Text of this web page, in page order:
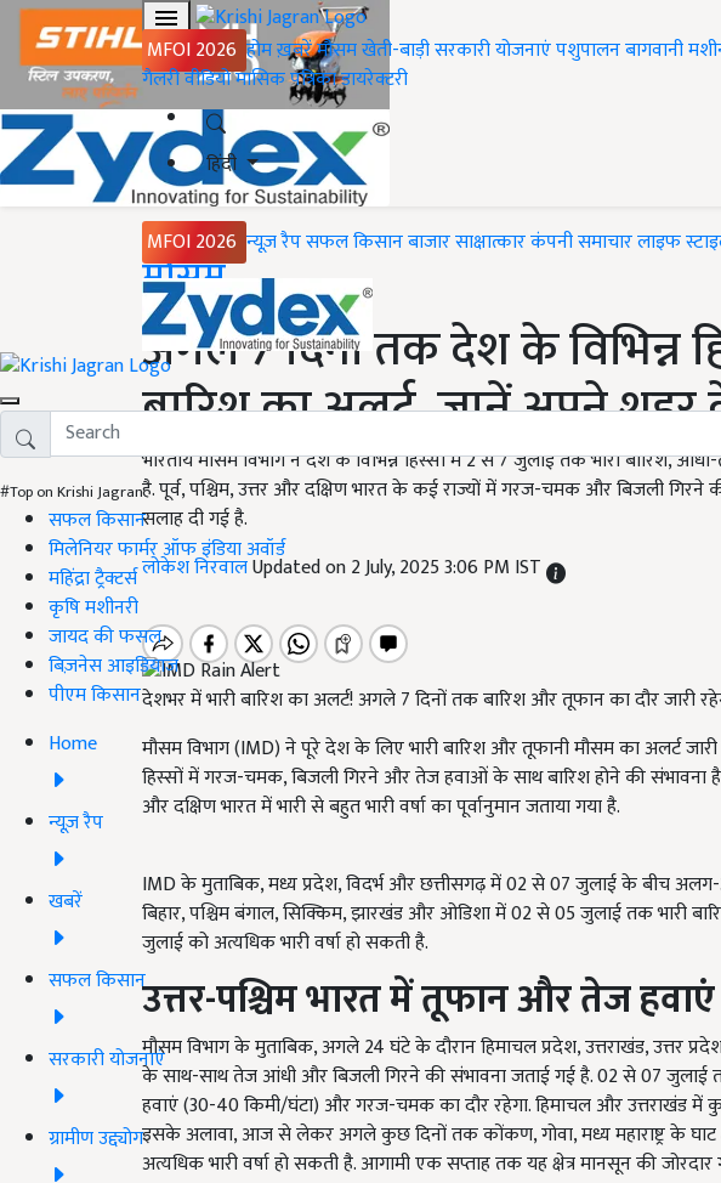
MFOI 2026 होमख़बरेंमौसमखेती-बाड़ीसरकारी योजनाएंपशुपालनबागवानी
गैलरीवीडियोमासिक पत्रिकाडायरेक्टरी
हिंदी
MFOI 2026 न्यूज़ रैपसफल किसानबाजारसाक्षात्कारकंपनी समाचारलाइफ
#Top on Krishi Jagran
सफल किसान
मिलेनियर फार्मर ऑफ इंडिया अवॉर्ड
महिंद्रा ट्रैक्टर्स
कृषि मशीनरी
जायद की फसल
बिज़नेस आइडियाज
पीएम किसान
Home
न्यूज़ रैप
खबरें
सफल किसान
सरकारी योजनाएं
ग्रामीण उद्द्योग
Home
मौसम
अगले 7 दिनों तक देश के विभिन्न
बारिश का अलर्ट, जानें अपने
भारतीय मौसम विभाग ने देश के विभिन्न हिस्सों में 2 से 7 जुलाई तक भारी बारिश,
है. पूर्व, पश्चिम, उत्तर और दक्षिण भारत के कई राज्यों में गरज-चमक और बिजली गिरने
सलाह दी गई है.
लोकेश निरवालUpdated on 2 July, 2025 3:06 PM IST
देशभर में भारी बारिश का अलर्ट! अगले 7 दिनों तक बारिश और तूफान का दौर जारी
मौसम विभाग (IMD) ने पूरे देश के लिए भारी बारिश और तूफानी मौसम का अलर्ट
हिस्सों में गरज-चमक, बिजली गिरने और तेज हवाओं के साथ बारिश होने की संभावना है.
और दक्षिण भारत में भारी से बहुत भारी वर्षा का पूर्वानुमान जताया गया है.
IMD के मुताबिक, मध्य प्रदेश, विदर्भ और छत्तीसगढ़ में 02 से 07 जुलाई के बीच अलग-
बिहार, पश्चिम बंगाल, सिक्किम, झारखंड और ओडिशा में 02 से 05 जुलाई तक भारी
जुलाई को अत्यधिक भारी वर्षा हो सकती है.
उत्तर-पश्चिम भारत में तूफान और तेज
मौसम विभाग के मुताबिक, अगले 24 घंटे के दौरान हिमाचल प्रदेश, उत्तराखंड, उत्तर
के साथ-साथ तेज आंधी और बिजली गिरने की संभावना जताई गई है. 02 से 07 जुलाई
हवाएं (30-40 किमी/घंटा) और गरज-चमक का दौर रहेगा. हिमाचल और उत्तराखंड में
इसके अलावा, आज से लेकर अगले कुछ दिनों तक कोंकण, गोवा, मध्य महाराष्ट्र के घाट
अत्यधिक भारी वर्षा हो सकती है. आगामी एक सप्ताह तक यह क्षेत्र मानसून की जोरदार